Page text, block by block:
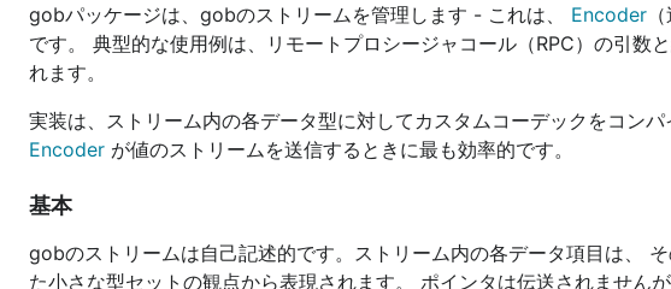
gobパッケージは、gobのストリームを管理します - これは、 Encoder
です。 典型的な使用例は、リモートプロシージャコール（RPC）の引数
れます。
実装は、ストリーム内の各データ型に対してカスタムコーデックをコン
Encoder が値のストリームを送信するときに最も効率的です。
基本
gobのストリームは自己記述的です。ストリーム内の各データ項目は、
た小さな型セットの観点から表現されます。 ポインタは伝送されません